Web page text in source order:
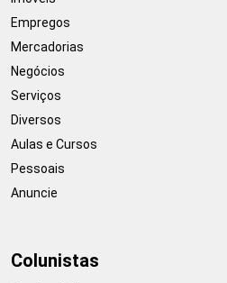
Empregos
Mercadorias
Negócios
Serviços
Diversos
Aulas e Cursos
Pessoais
Anuncie
Colunistas